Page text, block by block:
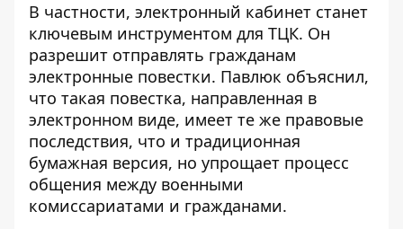
В частности, электронный кабинет станет
ключевым инструментом для ТЦК. Он
разрешит отправлять гражданам
электронные повестки. Павлюк объяснил,
что такая повестка, направленная в
электронном виде, имеет те же правовые
последствия, что и традиционная
бумажная версия, но упрощает процесс
общения между военными
комиссариатами и гражданами.